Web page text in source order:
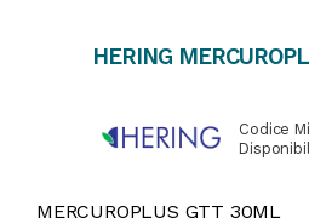
HERING
Codice
MERCUROPLUS GTT 30ML